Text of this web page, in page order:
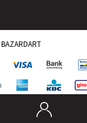
BAZARDART